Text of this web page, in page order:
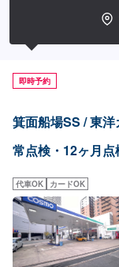
即時予約
箕面船場SS / 東
常点検・12ヶ月点
代車OK カードOK